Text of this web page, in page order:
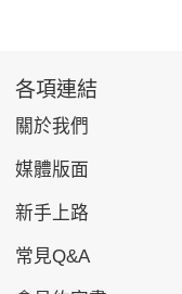
各項連結
關於我們
媒體版面
新手上路
常見Q&A